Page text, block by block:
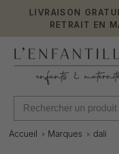
LIVRAISON
RETRAIT EN
Accueil Marques dali